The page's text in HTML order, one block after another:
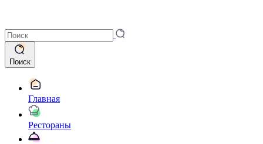
Поиск
Главная
Рестораны